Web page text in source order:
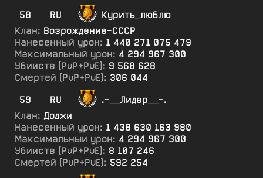
58
RU
Курить_люблю
Клан: Возрождение-СССР
Нанесенный урон: 1 440 271 075 479
Максимальный урон: 4 294 967 300
Убийств (PvP+PvE): 9 568 628
Смертей (PvP+PvE): 306 044
59
RU
.-__Лидер__-.
Клан: Доджи
Нанесенный урон: 1 438 630 163 980
Максимальный урон: 4 294 967 300
Убийств (PvP+PvE): 8 107 246
Смертей (PvP+PvE): 592 254